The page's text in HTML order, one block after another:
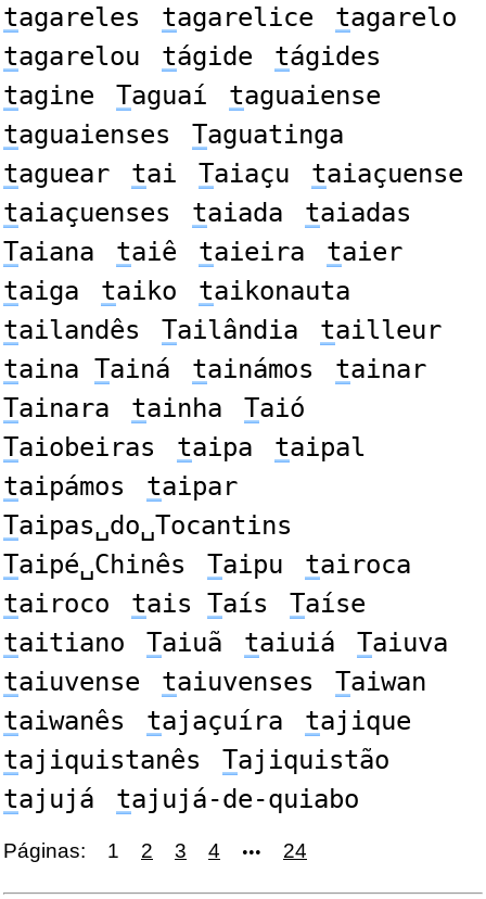
tagareles tagarelice tagarelo
tagarelou tágide tágides
tagine Taguaí taguaiense
taguaienses Taguatinga
taguear tai Taiaçu taiaçuense
taiaçuenses taiada taiadas
Taiana taiê taieira taier
taiga taiko taikonauta
tailandês Tailândia tailleur
taina Tainá tainámos tainar
Tainara tainha Taió
Taiobeiras taipa taipal
taipámos taipar
Taipas␣do␣Tocantins
Taipé␣Chinês Taipu tairoca
tairoco tais Taís Taíse
taitiano Taiuã taiuiá Taiuva
taiuvense taiuvenses Taiwan
taiwanês tajaçuíra tajique
tajiquistanês Tajiquistão
tajujá tajujá-de-quiabo
Páginas: 1 2 3 4 ••• 24